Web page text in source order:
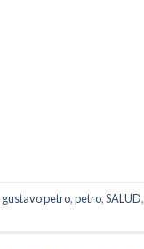
gustavo petro,petro,SALUD,